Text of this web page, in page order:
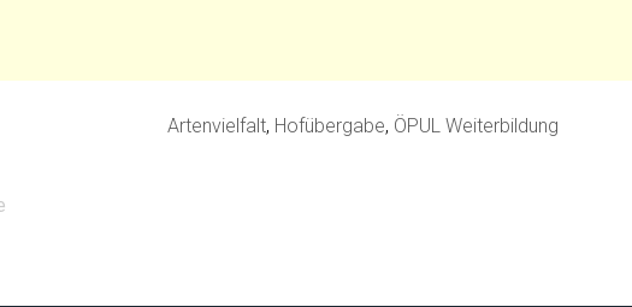
Artenvielfalt, Hofübergabe, ÖPUL Weiterbildung